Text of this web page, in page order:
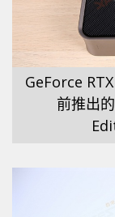
GeForce
前推出